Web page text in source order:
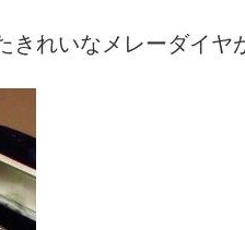
れいなメレーダイヤ